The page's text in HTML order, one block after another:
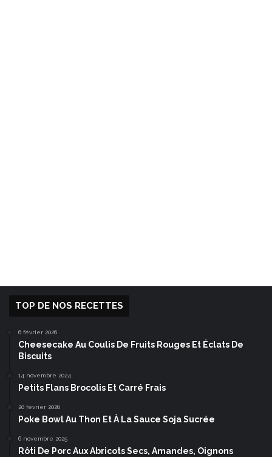
TOP DE NOS RECETTES
6 février 2026
Cheesecake Au Coulis De Fruits Rouges Et Éclats De
Biscuits
14 novembre 2024
Petits Flans Brocolis Et Carré Frais
20 février 2026
Poke Bowl Au Thon Et À La Sauce Soja Sucrée
6 novembre 2025
Rôti De Porc Aux Abricots Secs, Amandes, Oignons